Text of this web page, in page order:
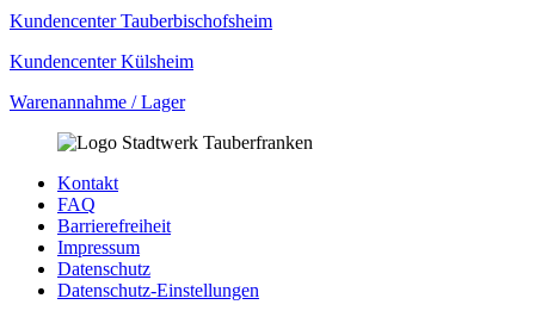
Kundencenter Tauberbischofsheim
Kundencenter Külsheim
Warenannahme / Lager
Kontakt
FAQ
Barrierefreiheit
Impressum
Datenschutz
Datenschutz-Einstellungen